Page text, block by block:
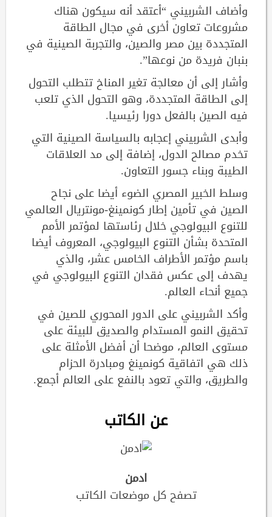
وأضاف الشربيني “أعتقد أنه سيكون هناك
مشروعات تعاون أخرى في مجال الطاقة
المتجددة بين مصر والصين، والتجربة الصينية في
بنبان فريدة من نوعها”.
وأشار إلى أن معالجة تغير المناخ تتطلب التحول
إلى الطاقة المتجددة، وهو التحول الذي تلعب
فيه الصين بالفعل دورا رئيسيا.
وأبدى الشربيني إعجابه بالسياسة الصينية التي
تخدم مصالح الدول، إضافة إلى مد العلاقات
الطيبة وبناء جسور التعاون.
وسلط الخبير المصري الضوء أيضا على نجاح
الصين في تأمين إطار كونمينغ-مونتريال العالمي
للتنوع البيولوجي خلال رئاستها لمؤتمر الأمم
المتحدة بشأن التنوع البيولوجي، المعروف أيضا
باسم مؤتمر الأطراف الخامس عشر، والذي
يهدف إلى عكس فقدان التنوع البيولوجي في
جميع أنحاء العالم.
وأكد الشربيني على الدور المحوري للصين في
تحقيق النمو المستدام والصديق للبيئة على
مستوى العالم، موضحا أن أفضل الأمثلة على
ذلك هي اتفاقية كونمينغ ومبادرة الحزام
والطريق، والتي تعود بالنفع على العالم أجمع.
عن الكاتب
ادمن
تصفح كل موضعات الكاتب